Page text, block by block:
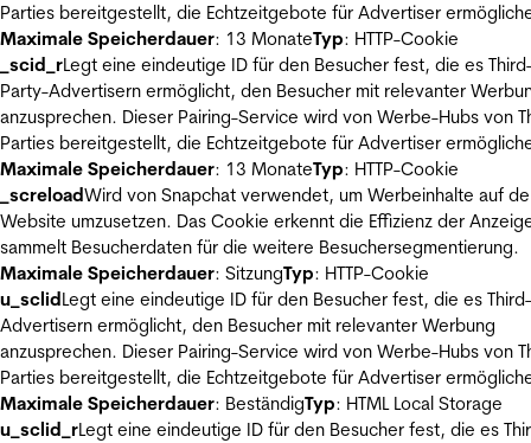
Parties bereitgestellt, die Echtzeitgebote für Advertiser
Maximale Speicherdauer: 13 MonateTyp: HTTP-Cookie
_scid_rLegt eine eindeutige ID für den Besucher fest, die es
Party-Advertisern ermöglicht, den Besucher mit relevanter
anzusprechen. Dieser Pairing-Service wird von Werbe-Hubs von
Parties bereitgestellt, die Echtzeitgebote für Advertiser
Maximale Speicherdauer: 13 MonateTyp: HTTP-Cookie
_screloadWird von Snapchat verwendet, um Werbeinhalte auf
Website umzusetzen. Das Cookie erkennt die Effizienz der
sammelt Besucherdaten für die weitere Besuchersegmentierung.
Maximale Speicherdauer: SitzungTyp: HTTP-Cookie
u_sclidLegt eine eindeutige ID für den Besucher fest, die es
Advertisern ermöglicht, den Besucher mit relevanter Werbung
anzusprechen. Dieser Pairing-Service wird von Werbe-Hubs von
Parties bereitgestellt, die Echtzeitgebote für Advertiser
Maximale Speicherdauer: BeständigTyp: HTML Local Storage
u_sclid_rLegt eine eindeutige ID für den Besucher fest, die es